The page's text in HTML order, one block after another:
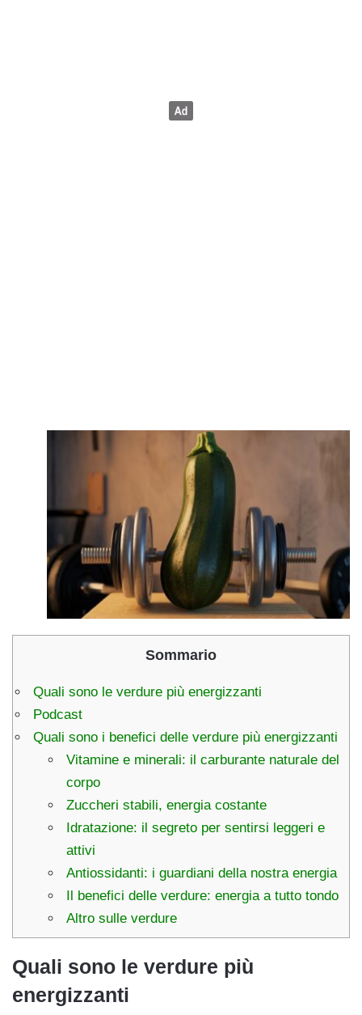
Sommario
Quali sono le verdure più energizzanti
Podcast
Quali sono i benefici delle verdure più energizzanti
Vitamine e minerali: il carburante naturale del
corpo
Zuccheri stabili, energia costante
Idratazione: il segreto per sentirsi leggeri e
attivi
Antiossidanti: i guardiani della nostra energia
Il benefici delle verdure: energia a tutto tondo
Altro sulle verdure
Quali sono le verdure più
energizzanti